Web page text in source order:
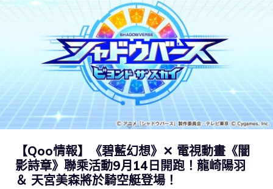
【Qoo情報】《碧藍幻想》✕ 電視動畫《闇
影詩章》聯乘活動9月14日開跑！龍崎陽羽
＆ 天宮美森將於騎空艇登場！